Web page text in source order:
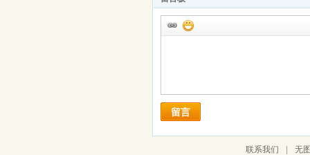
留言
联系我们 | 无